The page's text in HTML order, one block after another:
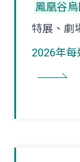
鳳凰谷
特展、劇
2026年